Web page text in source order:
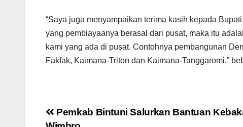
“Saya juga menyampaikan terima kasih kepada
yang pembiayaanya berasal dari pusat, maka itu
kami yang ada di pusat. Contohnya pembangunan
Fakfak, Kaimana-Triton dan Kaimana-Tanggaromi,”
Post
Pemkab Bintuni Salurkan Bantuan